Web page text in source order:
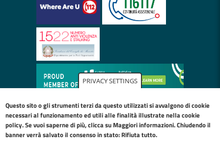
PRIVACY SETTINGS
Questo sito o gli strumenti terzi da questo utilizzati si avvalgono di cookie
necessari al funzionamento ed utili alle finalità illustrate nellacookie
policy. Se vuoi saperne di più, clicca su Maggiori informazioni. Chiudendo il
banner verrà salvato il consenso in stato: Rifiuta tutto.